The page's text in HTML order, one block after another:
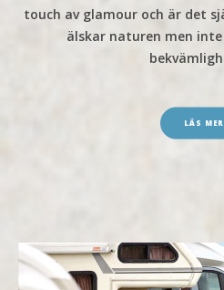
touch av glamour och är det
älskar naturen men
LÄS MER